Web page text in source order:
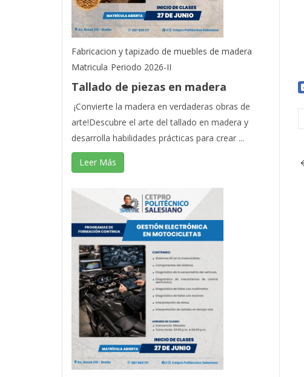
Fabricacion y tapizado de muebles de madera
Matricula Periodo 2026-II
Tallado de piezas en madera
¡Convierte la madera en verdaderas obras de
arte!Descubre el arte del tallado en madera y
desarrolla habilidades prácticas para crear ...
Leer Más